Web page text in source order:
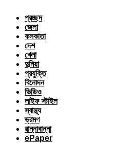
প্রচ্ছদ
জেলা
কলকাতা
দেশ
খেলা
দুনিয়া
প্রযুক্তি
বিনোদন
ভিডিও
লাইফ স্টাইল
স্বাস্থ্য
ভ্রমণ
রান্নাবান্না
ePaper